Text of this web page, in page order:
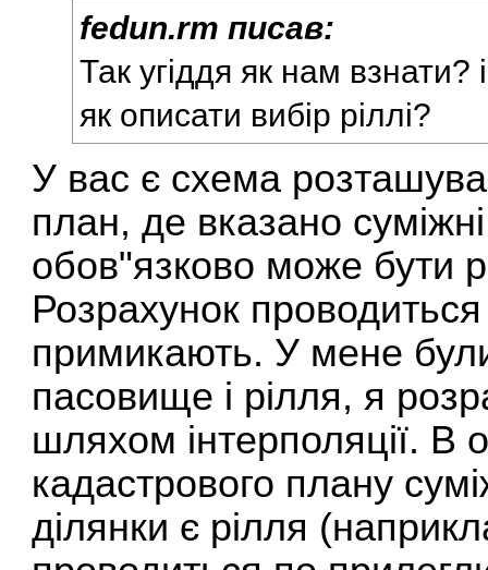
fedun.rm писав:
Так угіддя як нам
як описати вибір ріллі?
У вас є схема
план, де вказано
обов"язково може бути
Розрахунок
примикають. У мене
пасовище і рілля, я
шляхом інтерполяції. В
кадастрового плану
ділянки є рілля